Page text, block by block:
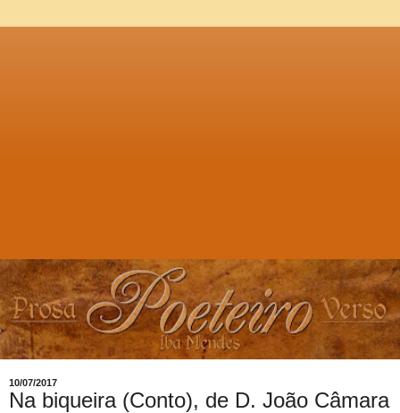
10/07/2017
Na biqueira (Conto), de D. João Câmara